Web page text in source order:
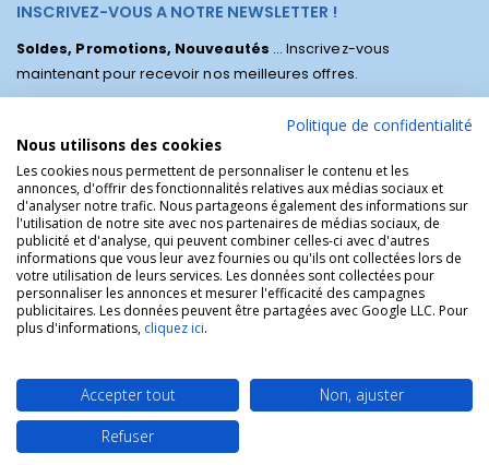
INSCRIVEZ-VOUS A NOTRE NEWSLETTER !
Soldes, Promotions, Nouveautés ... Inscrivez-vous
maintenant pour recevoir nos meilleures offres.
La Boutique des Chrétiens © | La boutique religieuse chrétienne de
référence !.
Politique de confidentialité
Nous utilisons des cookies
Les cookies nous permettent de personnaliser le contenu et les
annonces, d'offrir des fonctionnalités relatives aux médias sociaux et
d'analyser notre trafic. Nous partageons également des informations sur
l'utilisation de notre site avec nos partenaires de médias sociaux, de
publicité et d'analyse, qui peuvent combiner celles-ci avec d'autres
informations que vous leur avez fournies ou qu'ils ont collectées lors de
votre utilisation de leurs services. Les données sont collectées pour
personnaliser les annonces et mesurer l'efficacité des campagnes
publicitaires. Les données peuvent être partagées avec Google LLC. Pour
plus d'informations, cliquez ici.
Accepter tout
Non, ajuster
Refuser